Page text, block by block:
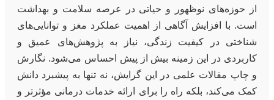
از حوزه‌های نوظهور و حیاتی در عرصه سلامت و بهداشت
است. با افزایش آگاهی از اهمیت عملکرد مغز و توانایی‌های
شناختی در کیفیت زندگی، نیاز به پژوهش‌های عمیق و
کاربردی در این زمینه بیش از پیش احساس می‌شود. نگارش
و چاپ مقالات علمی در این گرایش، نه تنها به پیشبرد دانش
کمک می‌کند، بلکه راه را برای ارائه خدمات درمانی مؤثرتر و